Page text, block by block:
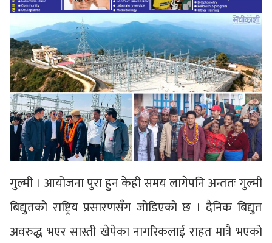
गुल्मी । आयोजना पुरा हुन केही समय लागेपनि अन्ततः गुल्मी
बिद्युतको राष्ट्रिय प्रसारणसँग जोडिएको छ । दैनिक बिद्युत
अवरुद्ध भएर सास्ती खेपेका नागरिकलाई राहत मात्रै भएको